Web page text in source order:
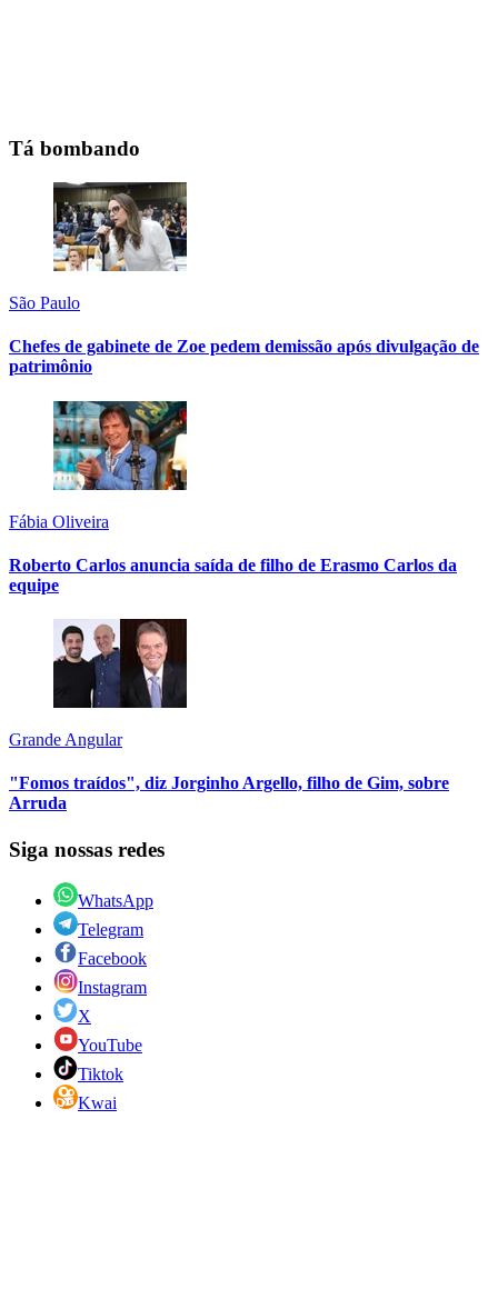
Tá bombando
São Paulo
Chefes de gabinete de Zoe pedem demissão após divulgação de
patrimônio
Fábia Oliveira
Roberto Carlos anuncia saída de filho de Erasmo Carlos da
equipe
Grande Angular
"Fomos traídos", diz Jorginho Argello, filho de Gim, sobre
Arruda
Siga nossas redes
WhatsApp
Telegram
Facebook
Instagram
X
YouTube
Tiktok
Kwai